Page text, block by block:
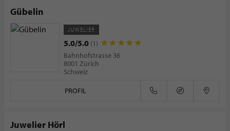
Gübelin
JUWELIER
5.0/5.0 (1)
Bahnhofstrasse 36
8001 Zürich
Schweiz
PROFIL
Juwelier Hörl